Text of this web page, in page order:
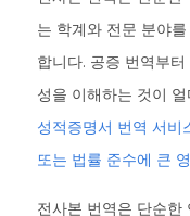
는 학계와 전문 분야
합니다. 공증 번역부
성을 이해하는 것이
성적증명서 번역 서비
또는 법률 준수에 큰
전사본 번역은 단순한